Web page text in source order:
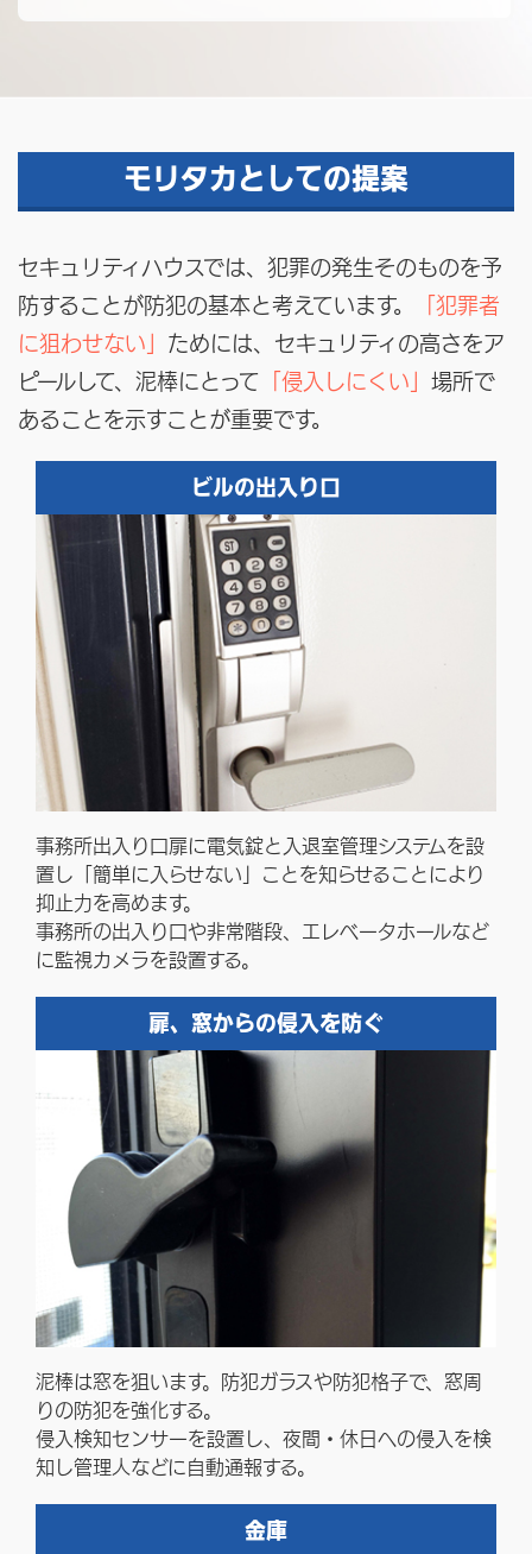
モリタカとしての提案
セキュリティハウスでは、犯罪の発生そのものを予
防することが防犯の基本と考えています。
「犯罪者
に狙わせない」 ためには、セキュリティの高さをア
ピールして、泥棒にとって 「侵入しにくい」 場所で
あることを示すことが重要です。
ビルの出入り口
事務所出入り口扉に電気錠と入退室管理システムを設
置し「簡単に入らせない」ことを知らせることにより
抑止力を高めます。
事務所の出入り口や非常階段、エレベータホールなど
に監視カメラを設置する。
扉、窓からの侵入を防ぐ
泥棒は窓を狙います。防犯ガラスや防犯格子で、窓周
りの防犯を強化する。
侵入検知センサーを設置し、夜間・休日への侵入を検
知し管理人などに自動通報する。
金庫